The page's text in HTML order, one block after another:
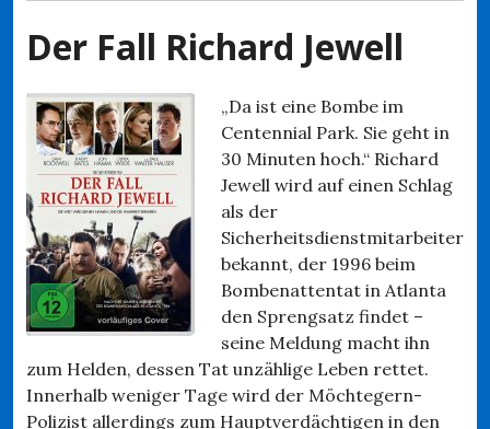
Der Fall Richard Jewell
„Da ist eine Bombe im
Centennial Park. Sie geht in
30 Minuten hoch.“ Richard
Jewell wird auf einen Schlag
als der
Sicherheitsdienstmitarbeiter
bekannt, der 1996 beim
Bombenattentat in Atlanta
den Sprengsatz findet –
seine Meldung macht ihn
zum Helden, dessen Tat unzählige Leben rettet.
Innerhalb weniger Tage wird der Möchtegern-
Polizist allerdings zum Hauptverdächtigen in den